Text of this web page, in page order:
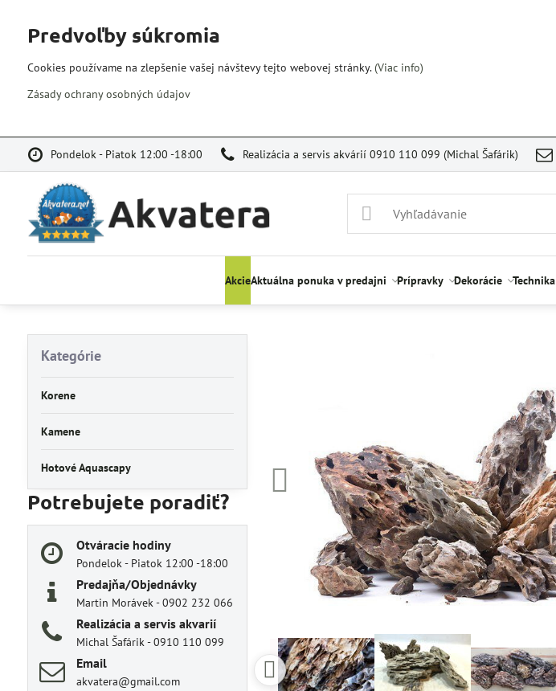
Pondelok - Piatok 12:00 -18:00 Realizácia a servis akvárií 0910 110 099 (Michal Šafárik)
AkcieAktuálna ponuka v predajni Prípravky Dekorácie Technika
Kategórie
Korene
Kamene
Hotové Aquascapy
Potrebujete poradiť?
Otváracie hodiny
Pondelok - Piatok 12:00 -18:00
Predajňa/Objednávky
Martin Morávek - 0902 232 066
Realizácia a servis akvarií
Michal Šafárik - 0910 110 099
Email
akvatera@gmail.com
Predvoľby súkromia
Cookies používame na zlepšenie vašej návštevy tejto webovej stránky.(Viac info)
Zásady ochrany osobných údajov